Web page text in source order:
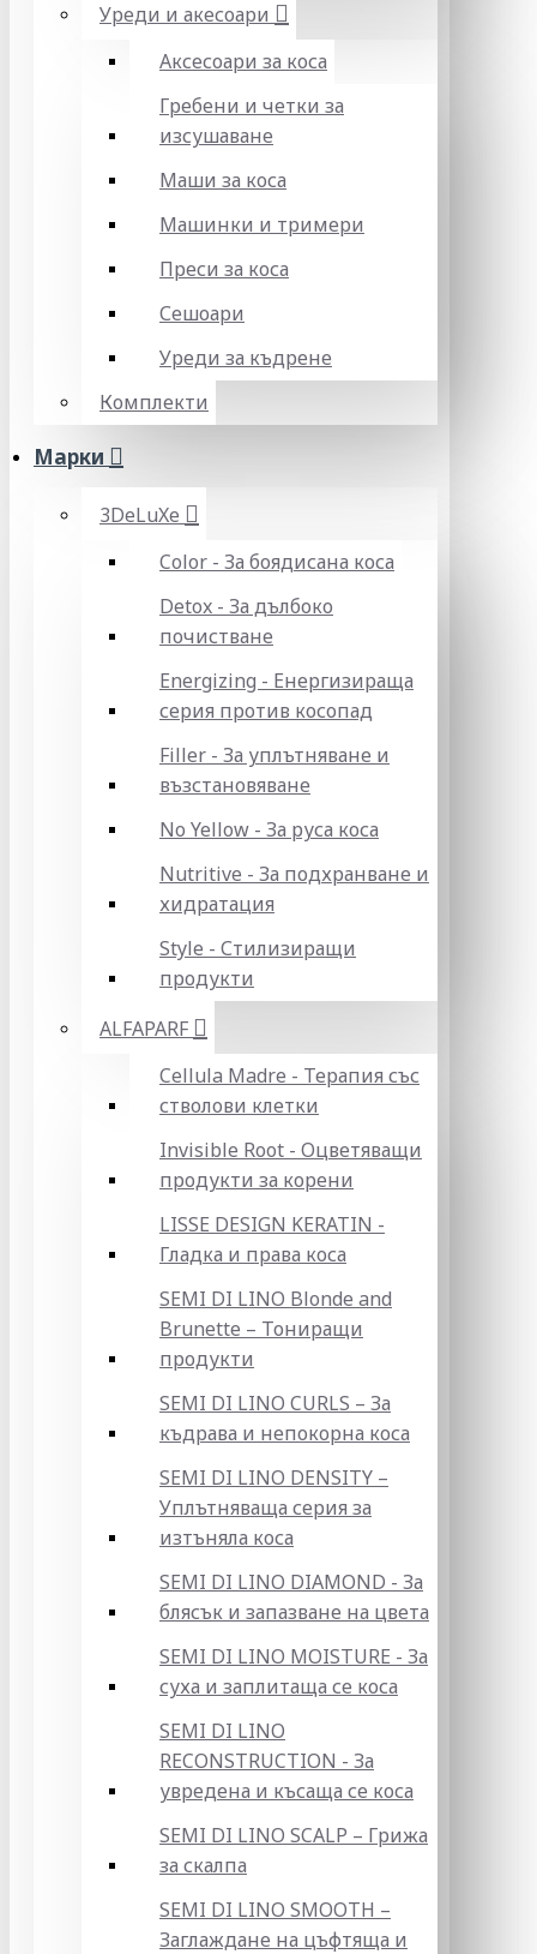
Уреди и акесоари
Аксесоари за коса
Гребени и четки за
изсушаване
Маши за коса
Машинки и тримери
Преси за коса
Сешоари
Уреди за къдрене
Комплекти
Марки
3DeLuXe
Color - За боядисана коса
Detox - За дълбоко
почистване
Energizing - Енергизираща
серия против косопад
Filler - За уплътняване и
възстановяване
No Yellow - За руса коса
Nutritive - За подхранване и
хидратация
Style - Стилизиращи
продукти
ALFAPARF
Cellula Madre - Терапия със
стволови клетки
Invisible Root - Оцветяващи
продукти за корени
LISSE DESIGN KERATIN -
Гладка и права коса
SEMI DI LINO Blonde and
Brunette – Тониращи
продукти
SEMI DI LINO CURLS – За
къдрава и непокорна коса
SEMI DI LINO DENSITY –
Уплътняваща серия за
изтъняла коса
SEMI DI LINO DIAMOND - За
блясък и запазване на цвета
SEMI DI LINO MOISTURE - За
суха и заплитаща се коса
SEMI DI LINO
RECONSTRUCTION - За
увредена и късаща се коса
SEMI DI LINO SCALP – Грижа
за скалпа
SEMI DI LINO SMOOTH –
Заглаждане на цъфтяща и